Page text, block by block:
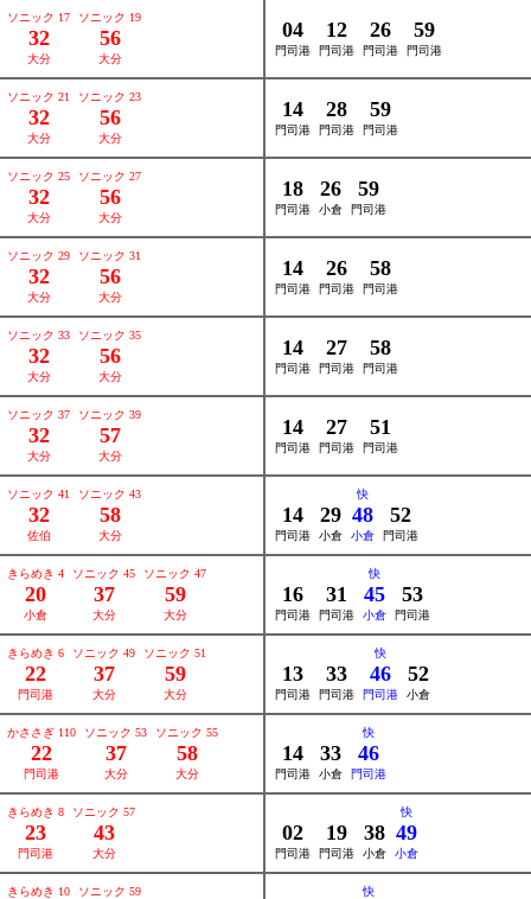
ソニック 17
32
大分
ソニック 19
56
大分
04
門司港
12
門司港
26
門司港
59
門司港
ソニック 21
32
大分
ソニック 23
56
大分
14
門司港
28
門司港
59
門司港
ソニック 25
32
大分
ソニック 27
56
大分
18
門司港
26
小倉
59
門司港
ソニック 29
32
大分
ソニック 31
56
大分
14
門司港
26
門司港
58
門司港
ソニック 33
32
大分
ソニック 35
56
大分
14
門司港
27
門司港
58
門司港
ソニック 37
32
大分
ソニック 39
57
大分
14
門司港
27
門司港
51
門司港
ソニック 41
32
佐伯
ソニック 43
58
大分
14
門司港
29
小倉
快
48
小倉
52
門司港
きらめき 4
20
小倉
ソニック 45
37
大分
ソニック 47
59
大分
16
門司港
31
門司港
快
45
小倉
53
門司港
きらめき 6
22
門司港
ソニック 49
37
大分
ソニック 51
59
大分
13
門司港
33
門司港
快
46
門司港
52
小倉
かささぎ 110
22
門司港
ソニック 53
37
大分
ソニック 55
58
大分
14
門司港
33
小倉
快
46
門司港
きらめき 8
23
門司港
ソニック 57
43
大分
02
門司港
19
門司港
38
小倉
快
49
小倉
きらめき 10 ソニック 59 快